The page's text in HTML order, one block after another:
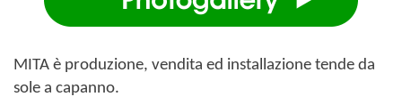
MITA è produzione, vendita ed installazione tende da
sole a capanno.